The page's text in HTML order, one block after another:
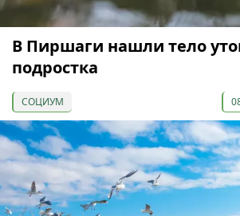
В Пиршаги нашли тело
подростка
СОЦИУМ